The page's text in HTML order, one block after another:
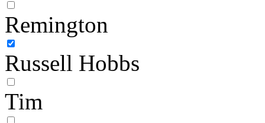
Remington
Russell Hobbs
Tim